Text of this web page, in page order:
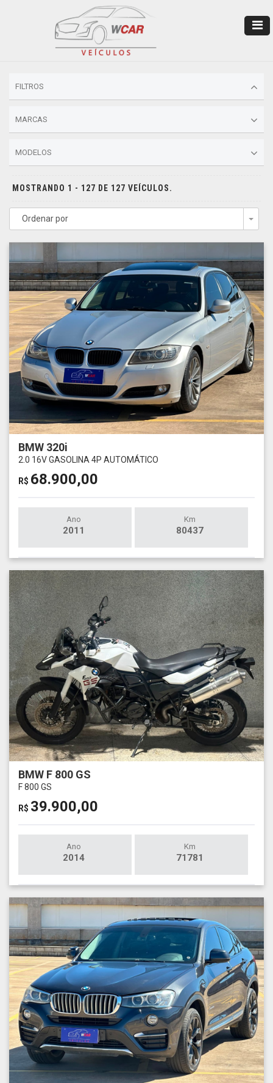
FILTROS
MARCAS
MODELOS
MOSTRANDO 1 - 127 DE 127 VEÍCULOS.
Ordenar por
BMW 320i
2.0 16V GASOLINA 4P AUTOMÁTICO
R$ 68.900,00
Ano
2011
Km
80437
BMW F 800 GS
F 800 GS
R$ 39.900,00
Ano
2014
Km
71781